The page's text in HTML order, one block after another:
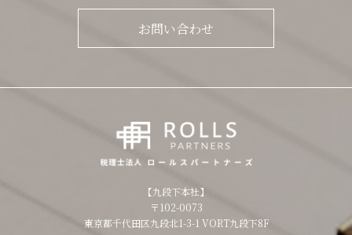
お問い合わせ
【九段下本社】
〒102-0073
東京都千代田区九段北1-3-1 VORT九段下8F